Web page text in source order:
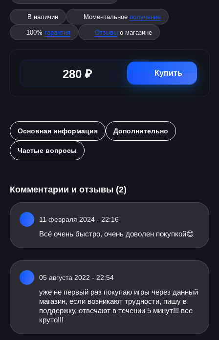
В наличии Моментальное получение
100% гарантия Отзывы о магазине
280 ₽ Купить
Основная информация Дополнительно
Частые вопросы
Комментарии и отзывы (2)
11 февраля 2024 - 22:16
Всё очень быстро, очень доволен покупкой😊
05 августа 2022 - 22:54
уже не первый раз покупаю игры через данный
магазин, если возникают трудности, пишу в
поддержку, отвечают в течении 5 минут!!! все
круто!!!